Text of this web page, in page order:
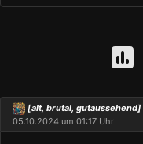
[alt, brutal, gutaussehend]
05.10.2024 um 01:17 Uhr